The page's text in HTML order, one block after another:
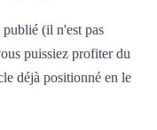
(il n'est pas
puissiez profiter du
déjà positionné en le